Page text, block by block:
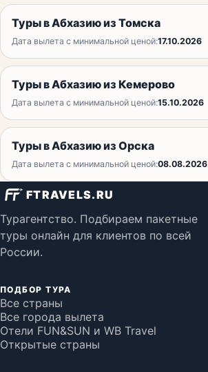
Туры в Абхазию из Томска
Дата вылета с минимальной ценой:17.10.2026
Туры в Абхазию из Кемерово
Дата вылета с минимальной ценой:15.10.2026
Туры в Абхазию из Орска
Дата вылета с минимальной ценой:08.08.2026
FTRAVELS.RU
Турагентство. Подбираем пакетные
туры онлайн для клиентов по всей
России.
ПОДБОР ТУРА
Все страны
Все города вылета
Отели FUN&SUN и WB Travel
Открытые страны